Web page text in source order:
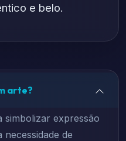
e belo.
arte?
simbolizar expressão
necessidade de